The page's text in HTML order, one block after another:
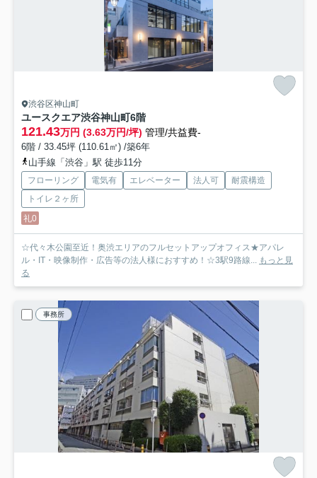
渋谷区神山町
ユースクエア渋谷神山町6階
121.43万円 (3.63万円/坪) 管理/共益費-
6階 / 33.45坪 (110.61㎡) /築6年
山手線「渋谷」駅 徒歩11分
フローリング 電気有 エレベーター 法人可
耐震構造
トイレ２ヶ所
礼0
☆代々木公園至近！奥渋エリアのフルセットアップオフィス★アパレ
ル・IT・映像制作・広告等の法人様におすすめ！☆3駅9路線... もっと見
る
事務所